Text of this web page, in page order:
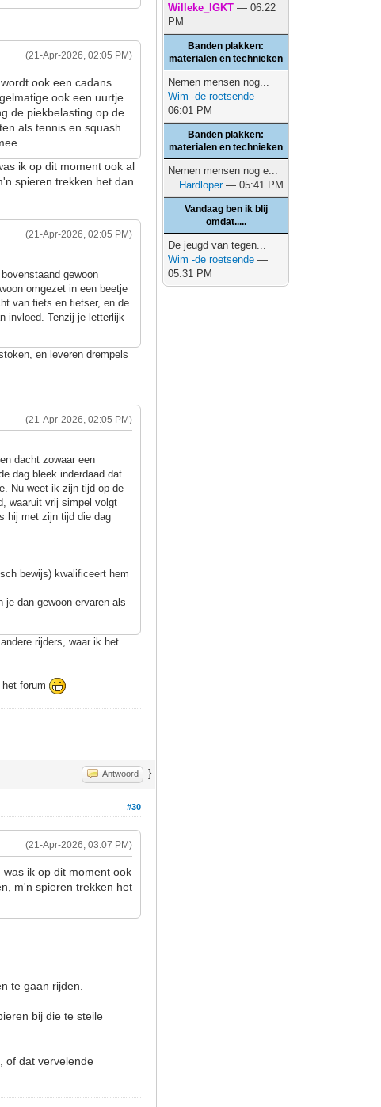
(21-Apr-2026, 02:05 PM)
ook een cadans
ook een uurtje
de piekbelasting op de
als tennis en squash
ik op dit moment ook al
spieren trekken het dan
(21-Apr-2026, 02:05 PM)
gewoon
omgezet in een beetje
van fiets en fietser, en de
invloed. Tenzij je letterlijk
en leveren drempels
(21-Apr-2026, 02:05 PM)
dacht zowaar een
dag bleek inderdaad dat
Nu weet ik zijn tijd op de
waaruit vrij simpel volgt
hij met zijn tijd die dag
bewijs) kwalificeert hem
dan gewoon ervaren als
rijders, waar ik het
het forum
Antwoord }
#30
(21-Apr-2026, 03:07 PM)
ik op dit moment ook
m'n spieren trekken het
te gaan rijden.
bij die te steile
of dat vervelende
Willeke_IGKT — 06:22
PM
Banden plakken:
materialen en technieken
Nemen mensen nog...
Wim -de roetsende —
06:01 PM
Banden plakken:
materialen en technieken
Nemen mensen nog e...
Hardloper— 05:41 PM
Vandaag ben ik blij
omdat.....
De jeugd van tegen...
Wim -de roetsende —
05:31 PM